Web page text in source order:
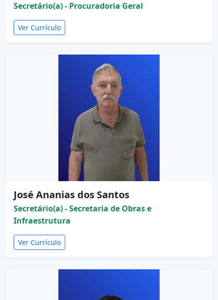
Secretário(a) - Procuradoria Geral
Ver Currículo
José Ananias dos Santos
Secretário(a) - Secretaria de Obras e
Infraestrutura
Ver Currículo